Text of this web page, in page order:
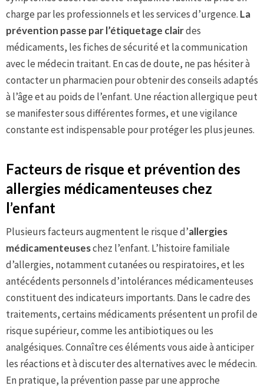
charge par les professionnels et les services d’urgence. La
prévention passe par l’étiquetage clairdes
médicaments, les fiches de sécurité et la communication
avec le médecin traitant. En cas de doute, ne pas hésiter à
contacter un pharmacien pour obtenir des conseils adaptés
à l’âge et au poids de l’enfant. Une réaction allergique peut
se manifester sous différentes formes, et une vigilance
constante est indispensable pour protéger les plus jeunes.
Facteurs de risque et prévention des
allergies médicamenteuses chez
l’enfant
Plusieurs facteurs augmentent le risque d’allergies
médicamenteuseschez l’enfant. L’histoire familiale
d’allergies, notamment cutanées ou respiratoires, et les
antécédents personnels d’intolérances médicamenteuses
constituent des indicateurs importants. Dans le cadre des
traitements, certains médicaments présentent un profil de
risque supérieur, comme les antibiotiques ou les
analgésiques. Connaître ces éléments vous aide à anticiper
les réactions et à discuter des alternatives avec le médecin.
En pratique, la prévention passe par une approche